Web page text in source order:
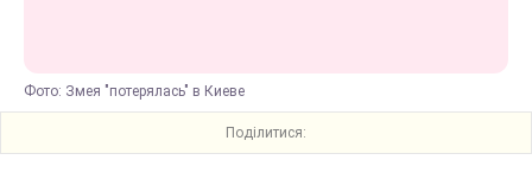
Фото: Змея "потерялась" в Киеве
Поділитися: